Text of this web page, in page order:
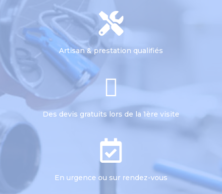
Artisan & prestation qualifiés
Des devis gratuits lors de la 1ère visite
En urgence ou sur rendez-vous